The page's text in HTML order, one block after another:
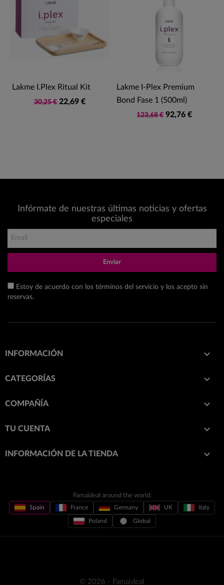
Lakme I.Plex Ritual Kit
30,25 € 22,69 €
Lakme I-Plex Premium
Bond Fase 1 (500ml)
123,68 € 92,76 €
Infórmate de nuestras últimas noticias y ofertas
especiales
Enviar
Estoy de acuerdo con los términos del servicio y los acepto sin
reservas.
INFORMACIÓN 
CATEGORÍAS 
COMPAÑÍA 
TU CUENTA 
INFORMACIÓN DE LA TIENDA keyboard_arrow_down
Famaideal around the world:
Spain France Germany UK Italy
Poland Global
© 2026 - Famaideal